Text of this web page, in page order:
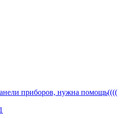
приборов, нужна помощь((((